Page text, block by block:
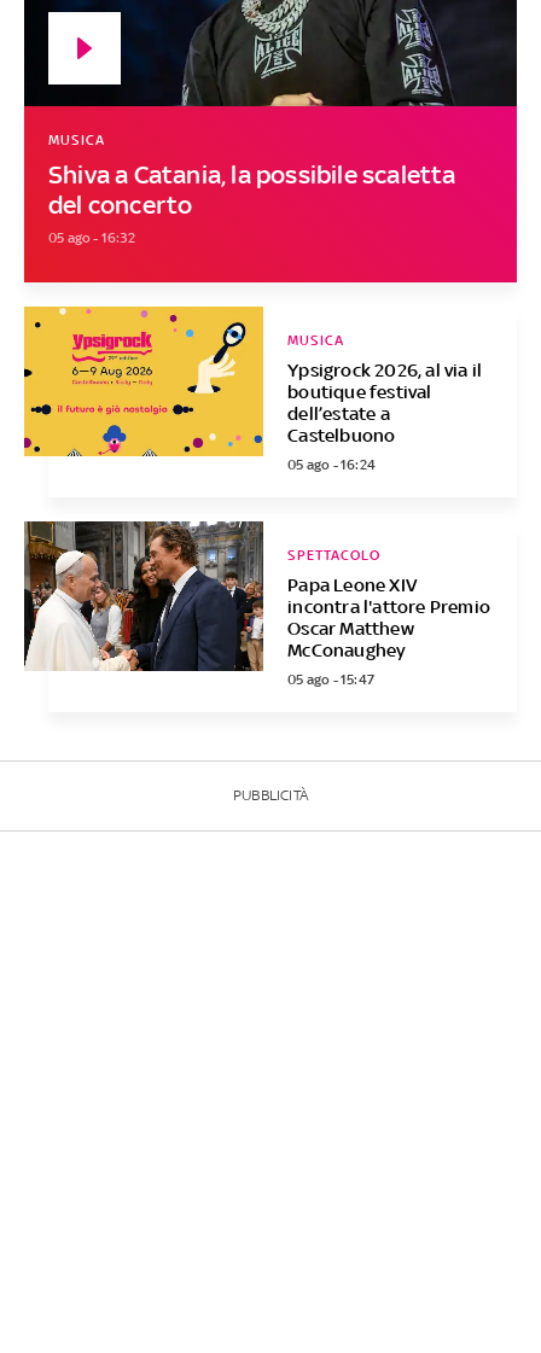
Shiva a Catania, la possibile scaletta
del concerto
MUSICA
05 ago - 16:32
Ypsigrock 2026, al via il
boutique festival
dell’estate a
Castelbuono
MUSICA
05 ago - 16:24
Papa Leone XIV
incontra l'attore Premio
Oscar Matthew
McConaughey
SPETTACOLO
05 ago - 15:47
PUBBLICITÀ